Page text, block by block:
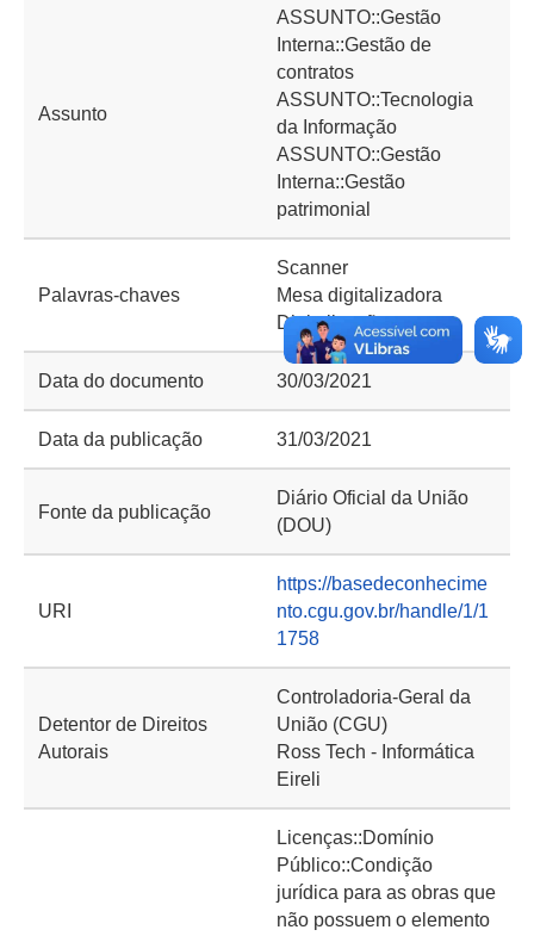
Assunto
ASSUNTO::Gestão
Interna::Gestão de
contratos
ASSUNTO::Tecnologia
da Informação
ASSUNTO::Gestão
Interna::Gestão
patrimonial
Palavras-chaves
Scanner
Mesa digitalizadora
Digitalização
Data do documento 30/03/2021
Data da publicação 31/03/2021
Fonte da publicação
Diário Oficial da União
(DOU)
URI
https://basedeconhecime
nto.cgu.gov.br/handle/1/1
1758
Detentor de Direitos
Autorais
Controladoria-Geral da
União (CGU)
Ross Tech - Informática
Eireli
Licenças::Domínio
Público::Condição
jurídica para as obras que
não possuem o elemento